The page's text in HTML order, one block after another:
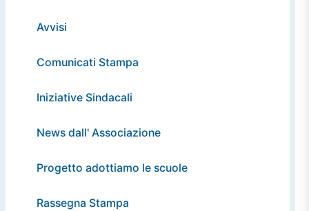
Avvisi
Comunicati Stampa
Iniziative Sindacali
News dall' Associazione
Progetto adottiamo le scuole
Rassegna Stampa